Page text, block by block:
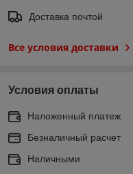
Доставка почтой
Все условия доставки
Условия оплаты
Наложенный платеж
Безналичный расчет
Наличными